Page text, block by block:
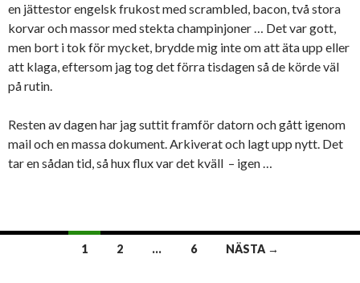
en jättestor engelsk frukost med scrambled, bacon, två stora
korvar och massor med stekta champinjoner … Det var gott,
men bort i tok för mycket, brydde mig inte om att äta upp eller
att klaga, eftersom jag tog det förra tisdagen så de körde väl
på rutin.
Resten av dagen har jag suttit framför datorn och gått igenom
mail och en massa dokument. Arkiverat och lagt upp nytt. Det
tar en sådan tid, så hux flux var det kväll – igen …
Inläggsnavigering
1 2 … 6 NÄSTA →